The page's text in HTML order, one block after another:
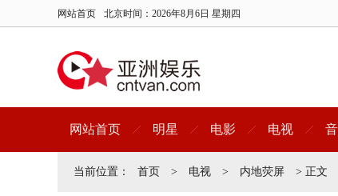
网站首页 北京时间： 2026年8月6日 星期四
网站首页 明星 电影 电视
当前位置： 首页 > 电视 > 内地荧屏 > 正文